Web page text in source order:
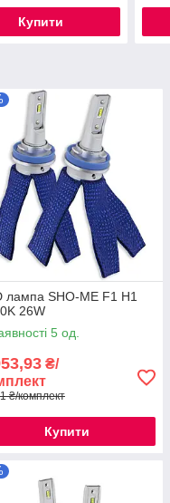
Купити
лампа SHO-ME F1 H1
26W
5 од.
₴/
₴/комплект
Купити